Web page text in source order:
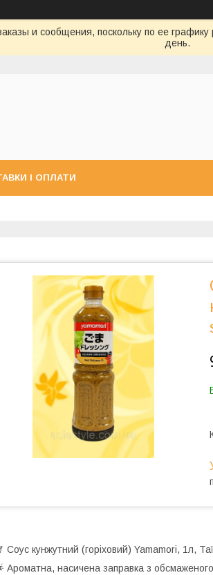
и сообщения, поскольку по ее
день.
І ОПЛАТИ
Соус кунжутний (горіховий) Yamamori, 1л,
Ароматна, насичена заправка з